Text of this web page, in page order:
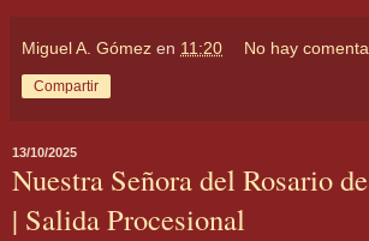
Miguel A. Gómez en 11:20 No hay
Compartir
13/10/2025
Nuestra Señora del Rosario
| Salida Procesional